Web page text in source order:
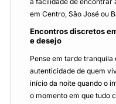
em Centro, São José ou
Encontros discretos em Chã Grande PE: autenticidade
e desejo
Pense em tarde tranquila
autenticidade de quem
início da noite quando o
o momento em que tudo